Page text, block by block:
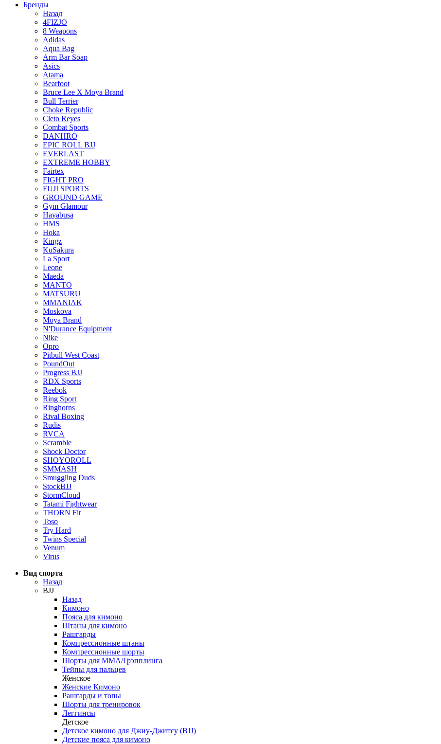
Бренды
Назад
4FIZJO
8 Weapons
Adidas
Aqua Bag
Arm Bar Soap
Asics
Atama
Bearfoot
Bruce Lee X Moya Brand
Bull Terrier
Choke Republic
Cleto Reyes
Combat Sports
DANHRO
EPIC ROLL BJJ
EVERLAST
EXTREME HOBBY
Fairtex
FIGHT PRO
FUJI SPORTS
GROUND GAME
Gym Glamour
Hayabusa
HMS
Hoka
Kingz
KuSakura
La Sport
Leone
Maeda
MANTO
MATSURU
MMANIAK
Moskova
Moya Brand
N'Durance Equipment
Nike
Opro
Pitbull West Coast
PoundOut
Progress BJJ
RDX Sports
Reebok
Ring Sport
Ringhorns
Rival Boxing
Rudis
RVCA
Scramble
Shock Doctor
SHOYOROLL
SMMASH
Smuggling Duds
StockBJJ
StormCloud
Tatami Fightwear
THORN Fit
Toso
Try Hard
Twins Special
Venum
Virus
Вид спорта
Назад
BJJ
Назад
Кимоно
Пояса для кимоно
Штаны для кимоно
Рашгарды
Компрессионные штаны
Компрессионные шорты
Шорты для ММА/Грэпплинга
Тейпы для пальцев
Женское
Женские Кимоно
Рашгарды и топы
Шорты для тренировок
Леггинсы
Детское
Детское кимоно для Джиу-Джитсу (BJJ)
Детские пояса для кимоно